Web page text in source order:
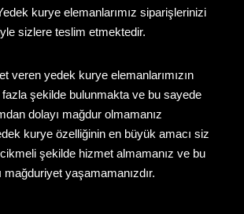
kurye elemanlarımız siparişlerinizi
sizlere teslim etmektedir.
veren yedek kurye elemanlarımızın
fazla şekilde bulunmakta ve bu sayede
dolayı mağdur olmamanız
kurye özelliğinin en büyük amacı siz
şekilde hizmet almamanız ve bu
mağduriyet yaşamamanızdır.